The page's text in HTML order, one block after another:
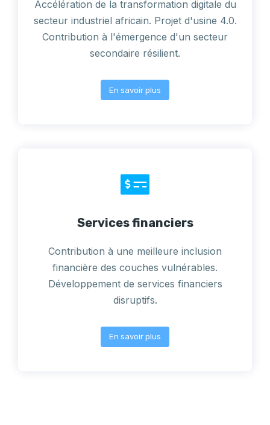
Accélération de la transformation digitale du
secteur industriel africain. Projet d'usine 4.0.
Contribution à l'émergence d'un secteur
secondaire résilient.
En savoir plus
Services financiers
Contribution à une meilleure inclusion
financière des couches vulnérables.
Développement de services financiers
disruptifs.
En savoir plus